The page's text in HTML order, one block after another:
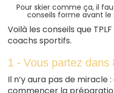
Pour skier comme ça, il
conseils forme avant
Voilà les conseils que
coachs sportifs.
1 - Vous partez dans
Il n’y aura pas de miracle